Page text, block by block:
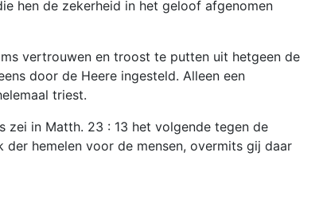
hen de zekerheid in het geloof afgenomen
vertrouwen en troost te putten uit hetgeen de
door de Heere ingesteld. Alleen een
triest.
in Matth. 23 : 13 het volgende tegen de
hemelen voor de mensen, overmits gij daar